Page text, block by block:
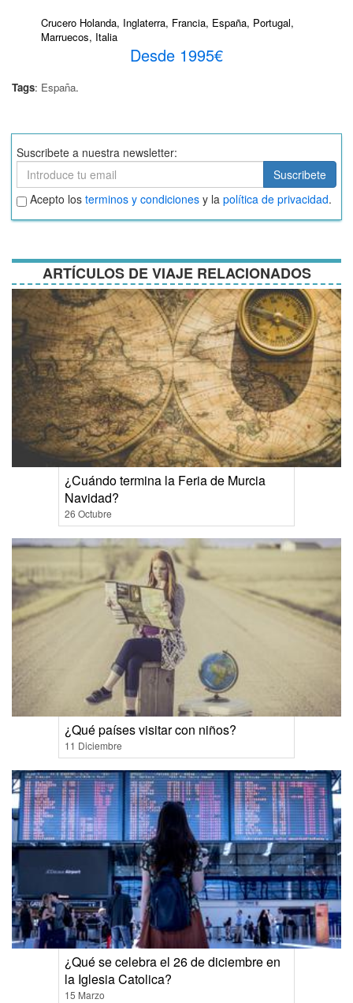
Crucero Holanda, Inglaterra, Francia, España, Portugal,
Marruecos, Italia
Desde 1995€
Tags: España.
Suscribete a nuestra newsletter:
Suscribete
Suscribete
Aceptar
términos
y
Acepto los terminos y condiciones y la política de privacidad.
ARTÍCULOS DE VIAJE RELACIONADOS
¿Cuándo termina la Feria de Murcia
Navidad?
26 Octubre
¿Qué países visitar con niños?
11 Diciembre
¿Qué se celebra el 26 de diciembre en
la Iglesia Catolica?
15 Marzo